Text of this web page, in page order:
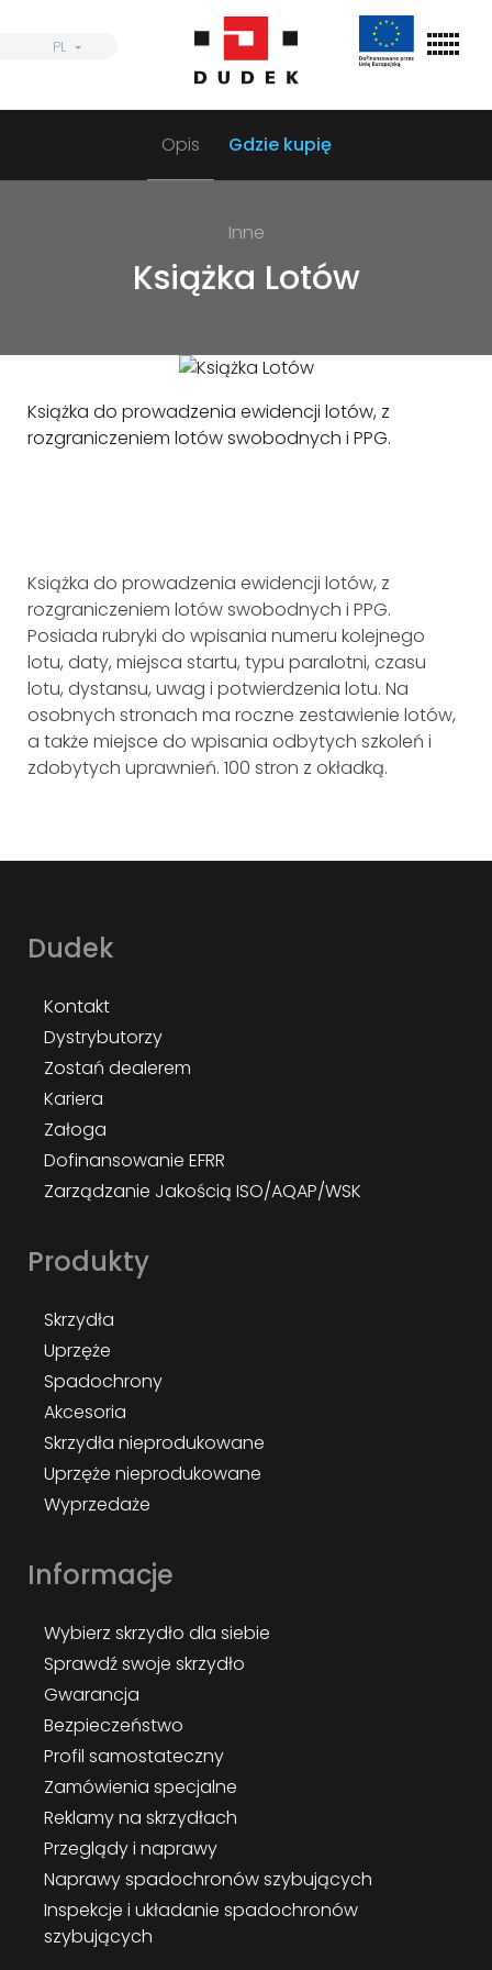
PL
Informacje
PL
Inne
Książka Lotów
Książka do prowadzenia ewidencji lotów, z
rozgraniczeniem lotów swobodnych i PPG.
Opis Gdzie kupię
Książka do prowadzenia ewidencji lotów, z
rozgraniczeniem lotów swobodnych i PPG.
Posiada rubryki do wpisania numeru kolejnego
lotu, daty, miejsca startu, typu paralotni, czasu
lotu, dystansu, uwag i potwierdzenia lotu. Na
osobnych stronach ma roczne zestawienie lotów,
a także miejsce do wpisania odbytych szkoleń i
zdobytych uprawnień. 100 stron z okładką.
Dudek
Kontakt
Dystrybutorzy
Zostań dealerem
Kariera
Załoga
Dofinansowanie EFRR
Zarządzanie Jakością ISO/AQAP/WSK
Produkty
Skrzydła
Uprzęże
Spadochrony
Akcesoria
Skrzydła nieprodukowane
Uprzęże nieprodukowane
Wyprzedaże
Informacje
Wybierz skrzydło dla siebie
Sprawdź swoje skrzydło
Gwarancja
Bezpieczeństwo
Profil samostateczny
Zamówienia specjalne
Reklamy na skrzydłach
Przeglądy i naprawy
Naprawy spadochronów szybujących
Inspekcje i układanie spadochronów
szybujących